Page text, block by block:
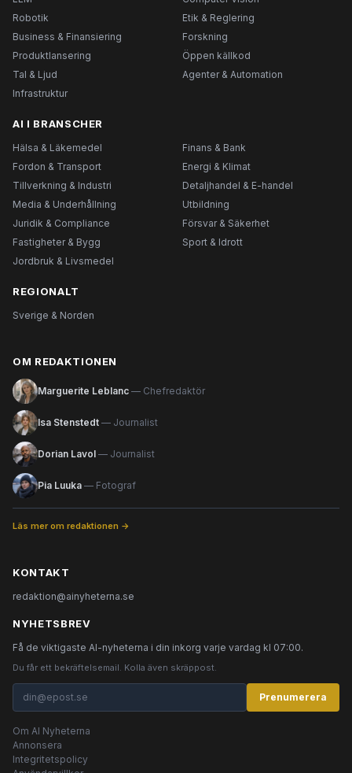
Robotik
Etik & Reglering
Business & Finansiering
Forskning
Produktlansering
Öppen källkod
Tal & Ljud
Agenter & Automation
Infrastruktur
AI I BRANSCHER
Hälsa & Läkemedel
Finans & Bank
Fordon & Transport
Energi & Klimat
Tillverkning & Industri
Detaljhandel & E-handel
Media & Underhållning
Utbildning
Juridik & Compliance
Försvar & Säkerhet
Fastigheter & Bygg
Sport & Idrott
Jordbruk & Livsmedel
REGIONALT
Sverige & Norden
OM REDAKTIONEN
Marguerite Leblanc — Chefredaktör
Isa Stenstedt — Journalist
Dorian Lavol — Journalist
Pia Luuka — Fotograf
Läs mer om redaktionen →
KONTAKT
redaktion@ainyheterna.se
NYHETSBREV
Få de viktigaste AI-nyheterna i din inkorg varje vardag kl 07:00.
Du får ett bekräftelsemail. Kolla även skräppost.
Prenumerera
Om AI Nyheterna
Annonsera
Integritetspolicy